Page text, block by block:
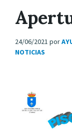
24/06/2021 por
NOTICIAS